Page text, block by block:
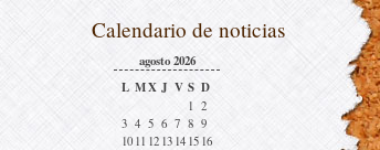
Calendario de noticias
agosto 2026
L MX J V S D
1 2
3 4 5 6 7 8 9
10 11 12 13 14 15 16